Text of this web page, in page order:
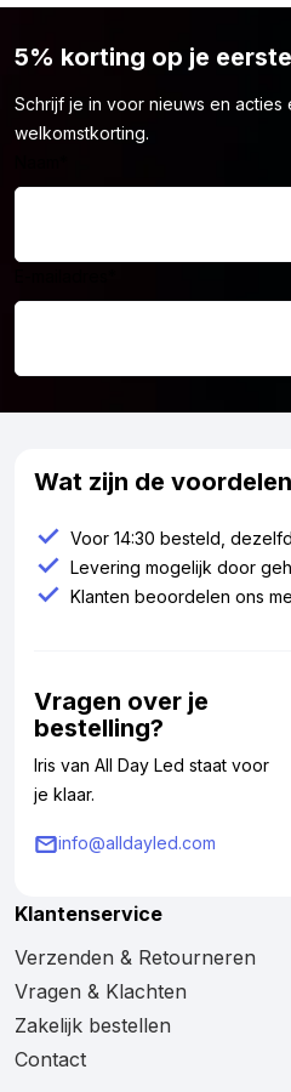
5% korting op je
Schrijf je in voor nieuws en
welkomstkorting.
Wat zijn de
Voor 14:30 besteld,
Levering mogelijk door
Klanten beoordelen ons
Vragen over je
bestelling?
Iris van All Day Led staat voor
je klaar.
info@alldayled.com
Klantenservice
Verzenden & Retourneren
Vragen & Klachten
Zakelijk bestellen
Contact